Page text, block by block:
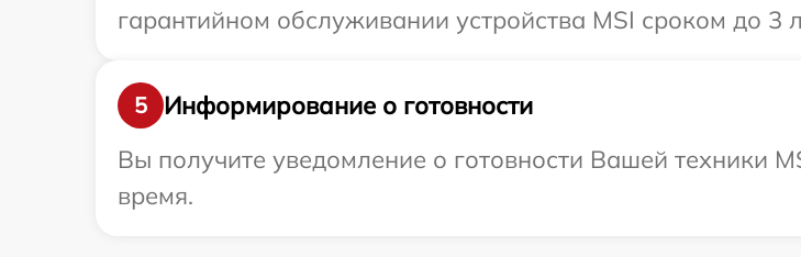
гарантийном обслуживании устройства MSI сроком до 3
5
Информирование о готовности
Вы получите уведомление о готовности Вашей техники
время.